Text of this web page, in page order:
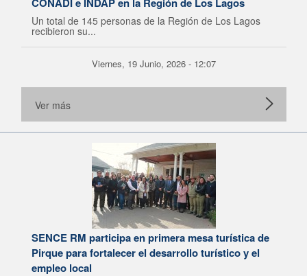
Un total de 145 personas de la Región de Los Lagos
recibieron su...
Viernes, 19 Junio, 2026 - 12:07
Ver más
SENCE RM participa en primera mesa turística de
Pirque para fortalecer el desarrollo turístico y el
empleo local